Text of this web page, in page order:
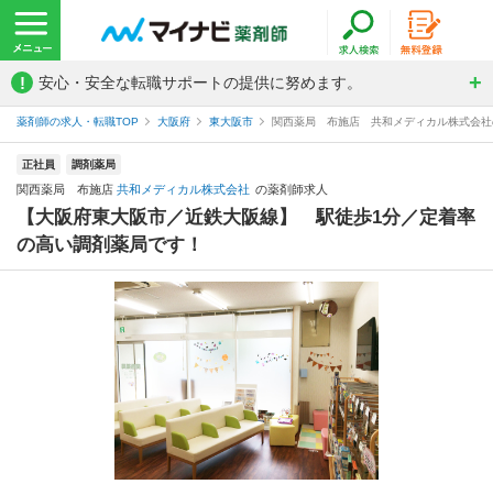
! 安心・安全な転職サポートの提供に努めます。
薬剤師の求人・転職TOP 大阪府 東大阪市 関西薬局 布施店 共和メディカル株式会社
正社員 調剤薬局
関西薬局 布施店 共和メディカル株式会社 の薬剤師求人
【大阪府東大阪市／近鉄大阪線】 駅徒歩1分／定着率
の高い調剤薬局です！